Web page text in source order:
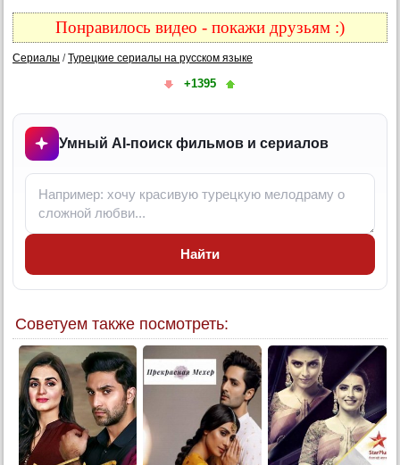
9 серия
10 серия
13 серия
14 серия
16 серия
17 серия
19 серия
22 серия
23 серия
24 серия
25 серия
26 серия
Понравилось видео - покажи друзьям :)
Сериалы /Турецкие сериалы на русском языке
+1395
Умный AI-поиск фильмов и сериалов
Найти
Советуем также посмотреть: